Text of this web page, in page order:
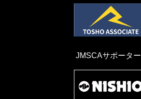
JMSCAサポーター